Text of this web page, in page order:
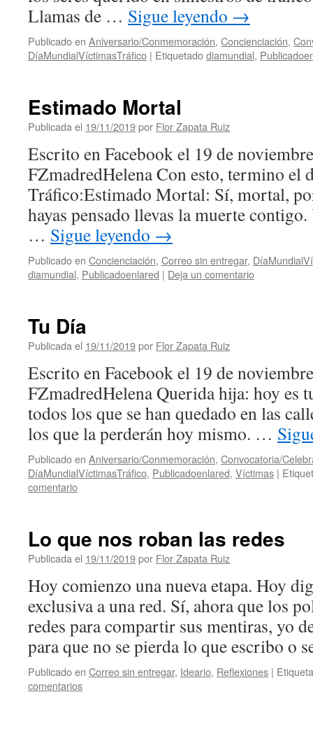
Llamas de … Sigue leyendo →
Publicado en Aniversario/Conmemoración, Concienciación,
DíaMundialVíctimasTráfico | Etiquetadodiamundial,
Estimado Mortal
Publicada el 19/11/2019por Flor Zapata Ruiz
Escrito en Facebook el 19 de
FZmadredHelena Con esto, termino el
Tráfico:Estimado Mortal: Sí, mortal,
hayas pensado llevas la muerte
… Sigue leyendo →
Publicado en Concienciación, Correo sin entregar,
diamundial, Publicadoenlared | Deja un comentario
Tu Día
Publicada el 19/11/2019por Flor Zapata Ruiz
Escrito en Facebook el 19 de
FZmadredHelena Querida hija: hoy es
todos los que se han quedado en las
los que la perderán hoy mismo. …
Publicado en Aniversario/Conmemoración, Convocatoria/
DíaMundialVíctimasTráfico, Publicadoenlared, Víctimas |
comentario
Lo que nos roban las redes
Publicada el 19/11/2019por Flor Zapata Ruiz
Hoy comienzo una nueva etapa. Hoy
exclusiva a una red. Sí, ahora que los
redes para compartir sus mentiras, yo
para que no se pierda lo que escribo o
Publicado en Correo sin entregar, Ideario, Reflexiones |
comentarios